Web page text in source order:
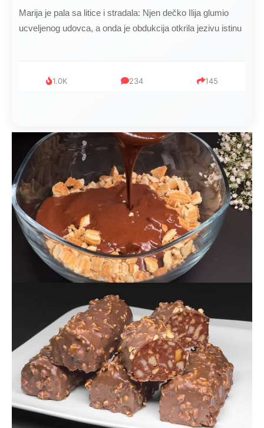
Kad se Marin suprug razbolio ona ga kupala, pelene mu
mijenjala: Jedno jutro je poslao po čokoladu..
999 321 234